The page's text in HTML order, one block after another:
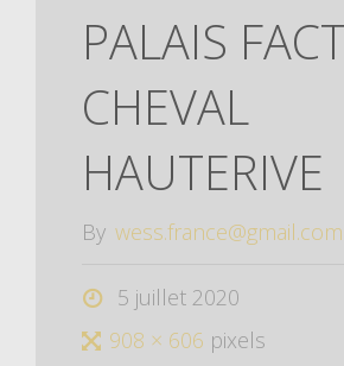
PALAIS
CHEVAL
HAUTERIVE
By wess.france@gmail.com
5 juillet 2020
908 × 606 pixels